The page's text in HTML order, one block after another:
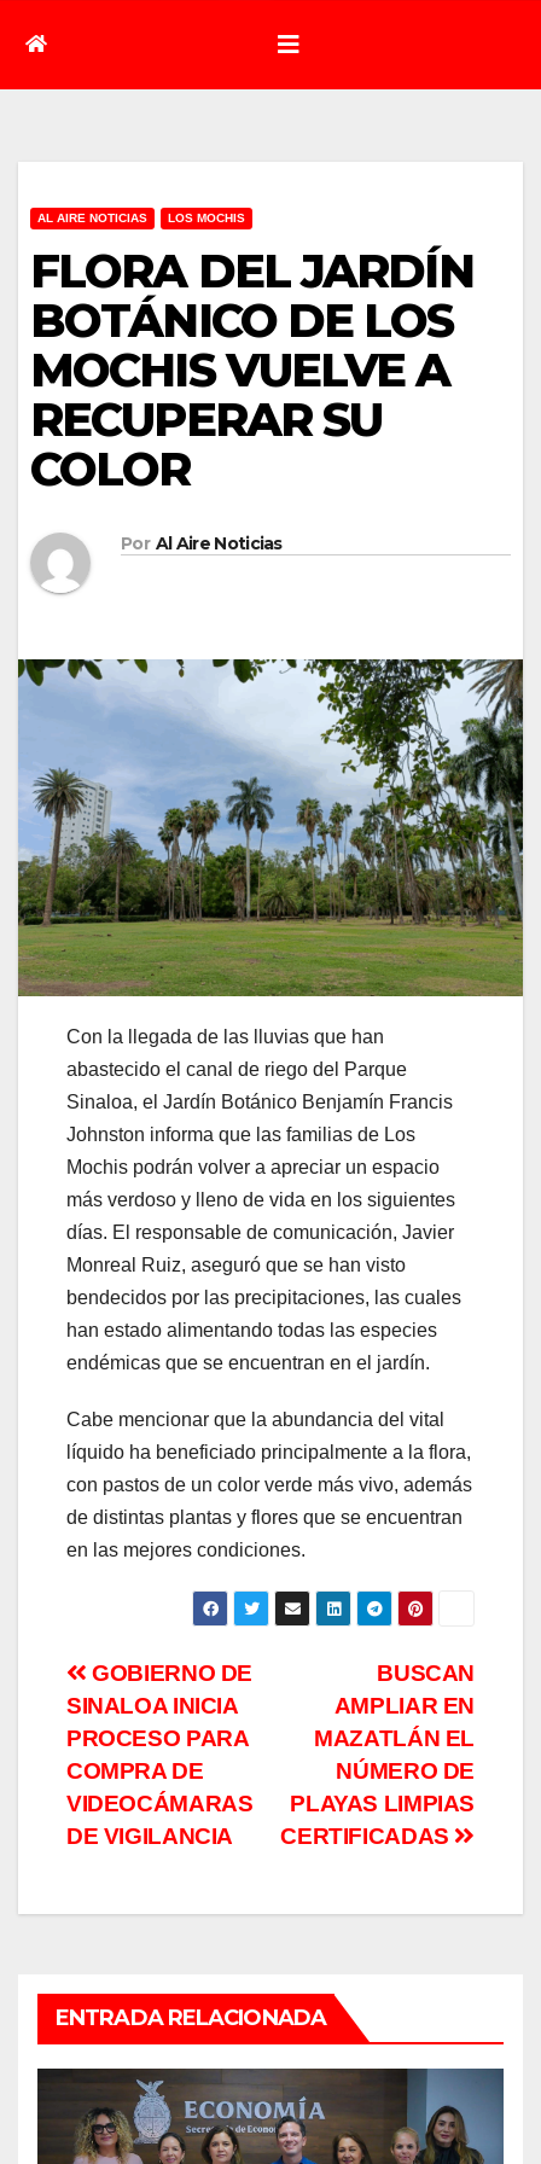
AL AIRE NOTICIAS LOS MOCHIS
FLORA DEL JARDÍN
BOTÁNICO DE LOS
MOCHIS VUELVE A
RECUPERAR SU
COLOR
Por Al Aire Noticias
Con la llegada de las lluvias que han
abastecido el canal de riego del Parque
Sinaloa, el Jardín Botánico Benjamín Francis
Johnston informa que las familias de Los
Mochis podrán volver a apreciar un espacio
más verdoso y lleno de vida en los siguientes
días. El responsable de comunicación, Javier
Monreal Ruiz, aseguró que se han visto
bendecidos por las precipitaciones, las cuales
han estado alimentando todas las especies
endémicas que se encuentran en el jardín.
Cabe mencionar que la abundancia del vital
líquido ha beneficiado principalmente a la flora,
con pastos de un color verde más vivo, además
de distintas plantas y flores que se encuentran
en las mejores condiciones.
Navegación
de
entradas
BUSCAN
AMPLIAR EN
MAZATLÁN EL
NÚMERO DE
PLAYAS LIMPIAS
CERTIFICADAS
GOBIERNO DE
SINALOA INICIA
PROCESO PARA
COMPRA DE
VIDEOCÁMARAS
DE VIGILANCIA
ENTRADA RELACIONADA